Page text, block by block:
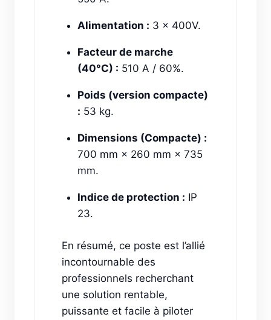
Alimentation : 3 x 400V.
Facteur de marche
(40°C) : 510 A / 60%.
Poids (version compacte)
: 53 kg.
Dimensions (Compacte) :
700 mm × 260 mm × 735
mm.
Indice de protection : IP
23.
En résumé, ce poste est l’allié
incontournable des
professionnels recherchant
une solution rentable,
puissante et facile à piloter